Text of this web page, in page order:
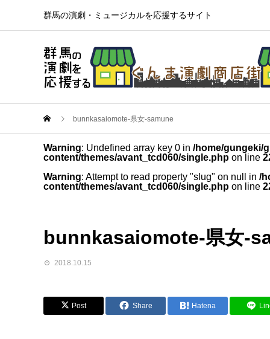
群馬の演劇・ミュージカルを応援するサイト
bunnkasaiomote-県女-samune
Warning: Undefined array key 0 in /home/gungeki/
content/themes/avant_tcd060/single.php on line
Warning: Attempt to read property "slug" on null in /
content/themes/avant_tcd060/single.php on line
bunnkasaiomote-県女-
2018.10.15
Post Share Hatena